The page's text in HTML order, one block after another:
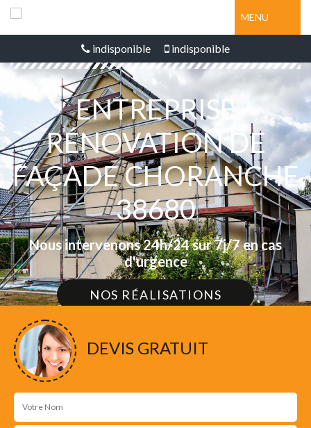
MENU
indisponible indisponible
ENTREPRISE
RÉNOVATION DE
FAÇADE CHORANCHE
38680
Nous intervenons 24h/24 sur 7j/7 en cas
d'urgence
NOS RÉALISATIONS
DEVIS GRATUIT